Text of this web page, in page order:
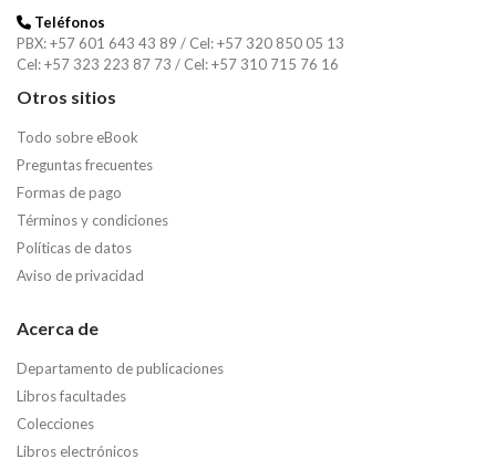
Teléfonos
PBX: +57 601 643 43 89 / Cel: +57 320 850 05 13
Cel: +57 323 223 87 73 / Cel: +57 310 715 76 16
Otros sitios
Todo sobre eBook
Preguntas frecuentes
Formas de pago
Términos y condiciones
Políticas de datos
Aviso de privacidad
Acerca de
Departamento de publicaciones
Libros facultades
Colecciones
Libros electrónicos